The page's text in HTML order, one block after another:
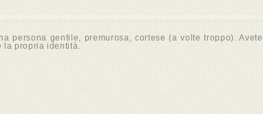
persona gentile, premurosa, cortese (a volte troppo).
la propria identità.